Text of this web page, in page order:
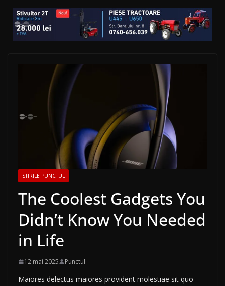
STIRILE PUNCTUL
The Coolest Gadgets You
Didn’t Know You Needed
in Life
12 mai 2025 Punctul
Maiores delectus maiores provident molestiae sit quo